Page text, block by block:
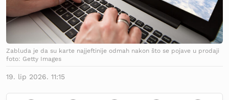
Zabluda je da su karte najjeftinije odmah nakon što se pojave u prodaji
foto: Getty Images
19. lip 2026. 11:15